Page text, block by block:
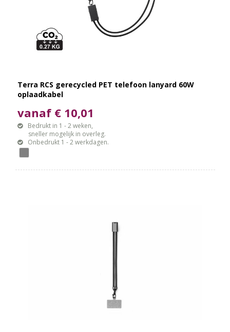
Terra RCS gerecycled PET telefoon lanyard 60W
oplaadkabel
vanaf € 10,01
Bedrukt in 1 - 2 weken,
sneller mogelijk in overleg.
Onbedrukt 1 - 2 werkdagen.